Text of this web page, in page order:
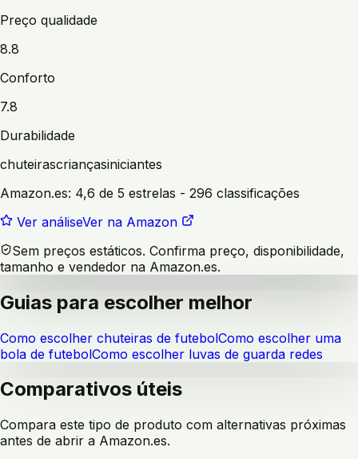
Preço qualidade
8.8
Conforto
7.8
Durabilidade
chuteirascriançasiniciantes
Amazon.es: 4,6 de 5 estrelas - 296 classificações
Ver análiseVer na Amazon
Sem preços estáticos. Confirma preço, disponibilidade,
tamanho e vendedor na Amazon.es.
Guias para escolher melhor
Como escolher chuteiras de futebolComo escolher uma
bola de futebolComo escolher luvas de guarda redes
Comparativos úteis
Compara este tipo de produto com alternativas próximas
antes de abrir a Amazon.es.